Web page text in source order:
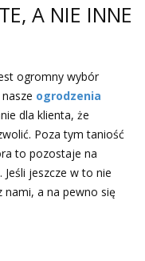
A NIE INNE
ogromny wybór
ogrodzenia
dla klienta, że
Poza tym taniość
to pozostaje na
jeszcze w to nie
a na pewno się